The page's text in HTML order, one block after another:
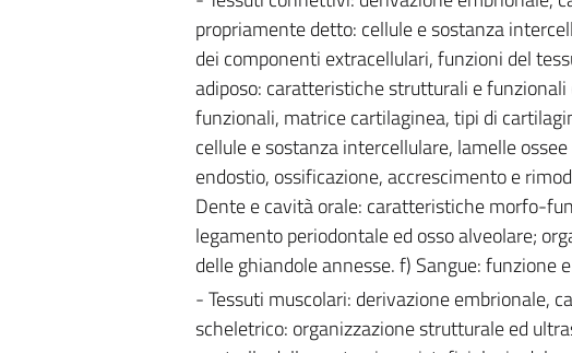
propriamente detto: cellule e sostanza
dei componenti extracellulari, funzioni del
adiposo: caratteristiche strutturali e
funzionali, matrice cartilaginea, tipi di
cellule e sostanza intercellulare, lamelle
endostio, ossificazione, accrescimento e
Dente e cavità orale: caratteristiche morfo-
legamento periodontale ed osso alveolare;
delle ghiandole annesse. f) Sangue: funzione
- Tessuti muscolari: derivazione embrionale,
scheletrico: organizzazione strutturale ed